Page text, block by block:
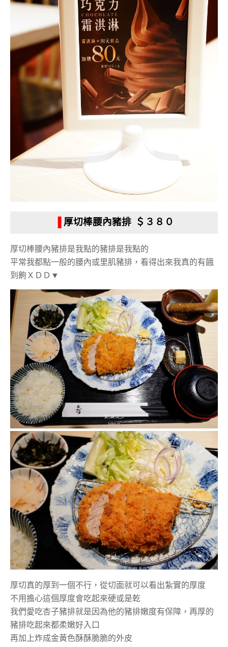
厚切棒腰內豬排 ＄３８０
厚切棒腰內豬排是我點的豬排是我點的
平常我都點一般的腰內或里肌豬排，看得出來我真的有餓
到齁ＸＤＤ▼
厚切真的厚到一個不行，從切面就可以看出紮實的厚度
不用擔心這個厚度會吃起來硬或是乾
我們愛吃杏子豬排就是因為他的豬排嫩度有保障，再厚的
豬排吃起來都柔嫩好入口
再加上炸成金黃色酥酥脆脆的外皮